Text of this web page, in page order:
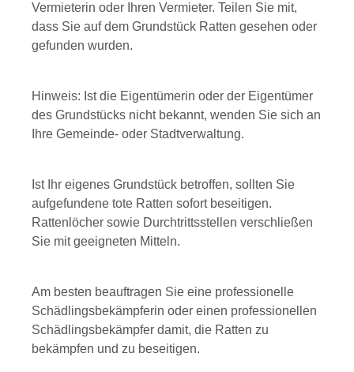
Vermieterin oder Ihren Vermieter. Teilen Sie mit,
dass Sie auf dem Grundstück Ratten gesehen oder
gefunden wurden.
Hinweis: Ist die Eigentümerin oder der Eigentümer
des Grundstücks nicht bekannt, wenden Sie sich an
Ihre Gemeinde- oder Stadtverwaltung.
Ist Ihr eigenes Grundstück betroffen, sollten Sie
aufgefundene tote Ratten sofort beseitigen.
Rattenlöcher sowie Durchtrittsstellen verschließen
Sie mit geeigneten Mitteln.
Am besten beauftragen Sie eine professionelle
Schädlingsbekämpferin oder einen professionellen
Schädlingsbekämpfer damit, die Ratten zu
bekämpfen und zu beseitigen.